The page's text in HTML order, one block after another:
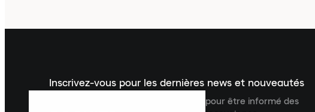
Inscrivez-vous pour les dernières news et nouveautés
Inscrivez-vous à la newsletter Laced pour être informé des